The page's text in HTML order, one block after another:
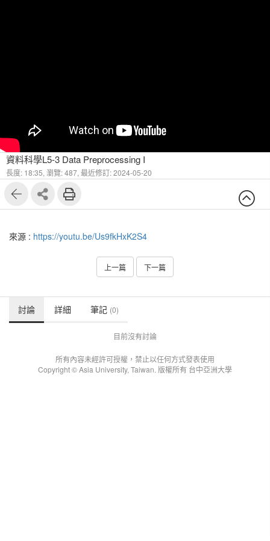
資料科學L5-3 Data Preprocessing I
長度: 18:35, 瀏覽: 487, 最近修訂: 2024-05-20
來源 : https://youtu.be/Us9fkHxK2S4
上一篇 下一篇
討論 詳細 筆記 (0)
目前沒有討論
所有內容未經許可授權，禁止以任何方式發表使用
Copyright © Asia University, Taiwan. 版權所有 台中亞洲大學